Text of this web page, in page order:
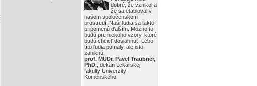
dobré, že vznikol a
že sa etabloval v
našom spoločenskom
prostredí. Naši ľudia sa takto
pripomenú ďalším. Možno to
budú pre niekoho vzory, ktoré
budú chcieť dosiahnuť. Lebo
títo ľudia pomaly, ale isto
zaniknú.
prof. MUDr. Pavel Traubner,
PhD. , dekan Lekárskej
fakulty Univerzity
Komenského